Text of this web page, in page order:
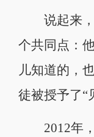
说起来，
个共同点：
儿知道的，
徒被授予了“
2012年，